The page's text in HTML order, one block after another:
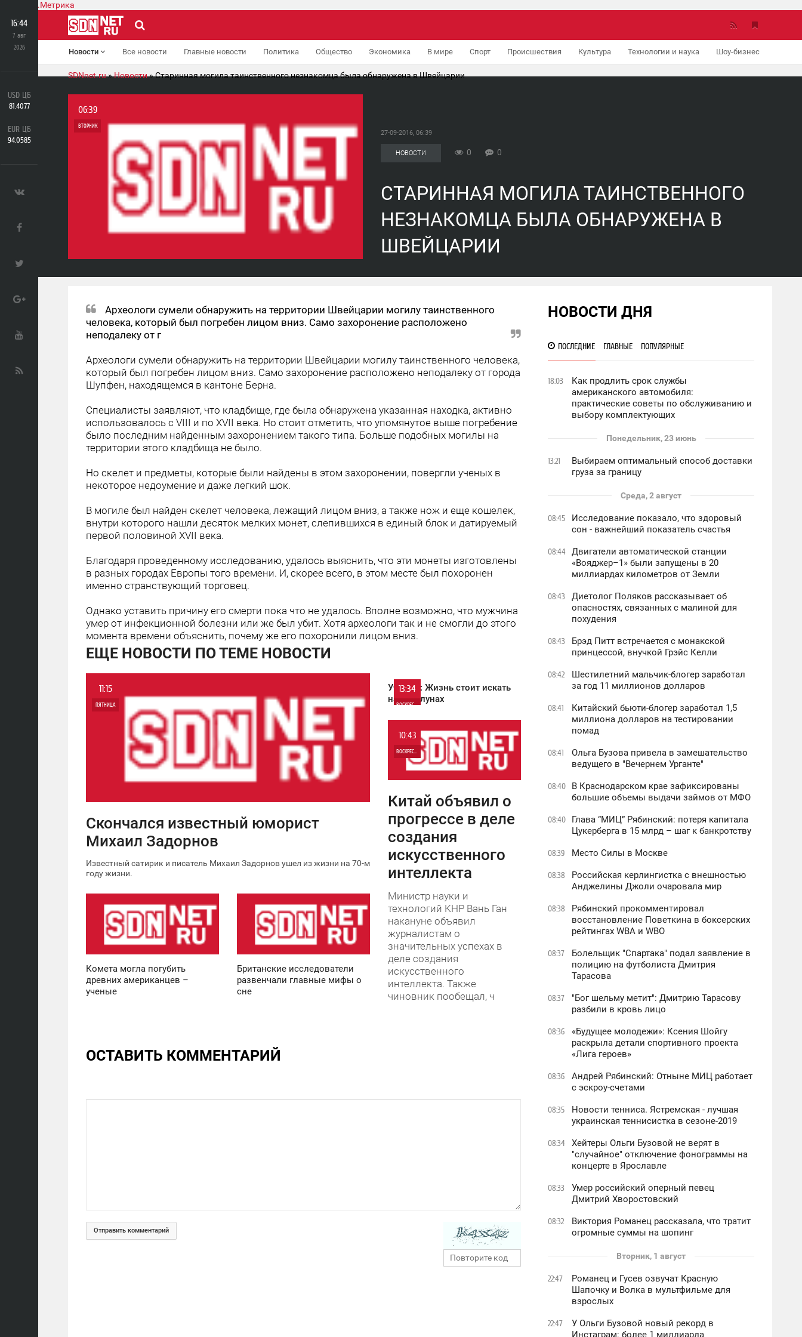
Новости Все новости Главные новости Политика Общество Экономика В мире Спорт Происшествия Культура Технологии и наука Шоу-бизнес
16:44
7 авг
2026
USD ЦБ
81.4077
EUR ЦБ
94.0585
SDNnet.ru»Новости» Старинная могила таинственного незнакомца была обнаружена в Швейцарии
06:39
ВТОРНИК
27-09-2016, 06:39
НОВОСТИ 0 0
СТАРИННАЯ МОГИЛА ТАИНСТВЕННОГО
НЕЗНАКОМЦА БЫЛА ОБНАРУЖЕНА В
ШВЕЙЦАРИИ
Археологи сумели обнаружить на территории Швейцарии могилу таинственного
человека, который был погребен лицом вниз. Само захоронение расположено
неподалеку от г
Археологи сумели обнаружить на территории Швейцарии могилу таинственного человека,
который был погребен лицом вниз. Само захоронение расположено неподалеку от города
Шупфен, находящемся в кантоне Берна.
Специалисты заявляют, что кладбище, где была обнаружена указанная находка, активно
использовалось с VIII и по XVII века. Но стоит отметить, что упомянутое выше погребение
было последним найденным захоронением такого типа. Больше подобных могилы на
территории этого кладбища не было.
Но скелет и предметы, которые были найдены в этом захоронении, повергли ученых в
некоторое недоумение и даже легкий шок.
В могиле был найден скелет человека, лежащий лицом вниз, а также нож и еще кошелек,
внутри которого нашли десяток мелких монет, слепившихся в единый блок и датируемый
первой половиной XVII века.
Благодаря проведенному исследованию, удалось выяснить, что эти монеты изготовлены
в разных городах Европы того времени. И, скорее всего, в этом месте был похоронен
именно странствующий торговец.
Однако уставить причину его смерти пока что не удалось. Вполне возможно, что мужчина
умер от инфекционной болезни или же был убит. Хотя археологи так и не смогли до этого
момента времени объяснить, почему же его похоронили лицом вниз.
ЕЩЕ НОВОСТИ ПО ТЕМЕ НОВОСТИ
11:15
ПЯТНИЦА
Скончался известный юморист
Михаил Задорнов
Известный сатирик и писатель Михаил Задорнов ушел из жизни на 70-м
году жизни.
Комета могла погубить
древних американцев –
ученые
11:36
Британские исследователи
развенчали главные мифы о
сне
13:34
ВОСКРЕСЕНЬЕ
Ученые: Жизнь стоит искать
на экзолунах
10:43
ВОСКРЕСЕНЬЕ
0
Китай объявил о
прогрессе в деле
создания
искусственного
интеллекта
Министр науки и
технологий КНР Вань Ган
накануне объявил
журналистам о
значительных успехах в
деле создания
искусственного
интеллекта. Также
чиновник пообещал, ч
ОСТАВИТЬ КОММЕНТАРИЙ
Отправить комментарий
НОВОСТИ ДНЯ
ПОСЛЕДНИЕ ГЛАВНЫЕ ПОПУЛЯРНЫЕ
18:03
Как продлить срок службы
американского автомобиля:
практические советы по обслуживанию и
выбору комплектующих
Понедельник, 23 июнь
13:21
Выбираем оптимальный способ доставки
груза за границу
Среда, 2 август
08:45
Исследование показало, что здоровый
сон - важнейший показатель счастья
08:44
Двигатели автоматической станции
«Вояджер–1» были запущены в 20
миллиардах километров от Земли
08:43
Диетолог Поляков рассказывает об
опасностях, связанных с малиной для
похудения
08:43
Брэд Питт встречается с монакской
принцессой, внучкой Грэйс Келли
08:42
Шестилетний мальчик-блогер заработал
за год 11 миллионов долларов
08:41
Китайский бьюти-блогер заработал 1,5
миллиона долларов на тестировании
помад
08:41
Ольга Бузова привела в замешательство
ведущего в "Вечернем Урганте"
08:40
В Краснодарском крае зафиксированы
большие объемы выдачи займов от МФО
08:40
Глава “МИЦ” Рябинский: потеря капитала
Цукерберга в 15 млрд – шаг к банкротству
08:39 Место Силы в Москве
08:38
Российская керлингистка с внешностью
Анджелины Джоли очаровала мир
08:38
Рябинский прокомментировал
восстановление Поветкина в боксерских
рейтингах WBA и WBO
08:37
Болельщик "Спартака" подал заявление в
полицию на футболиста Дмитрия
Тарасова
08:37
"Бог шельму метит": Дмитрию Тарасову
разбили в кровь лицо
08:36
«Будущее молодежи»: Ксения Шойгу
раскрыла детали спортивного проекта
«Лига героев»
08:36
Андрей Рябинский: Отныне МИЦ работает
с эскроу-счетами
08:35
Новости тенниса. Ястремская - лучшая
украинская теннисистка в сезоне-2019
08:34
Хейтеры Ольги Бузовой не верят в
"случайное" отключение фонограммы на
концерте в Ярославле
08:33
Умер российский оперный певец
Дмитрий Хворостовский
08:32
Виктория Романец рассказала, что тратит
огромные суммы на шопинг
Вторник, 1 август
22:47
Романец и Гусев озвучат Красную
Шапочку и Волка в мультфильме для
взрослых
22:47
У Ольги Бузовой новый рекорд в
Инстаграм: более 1 миллиарда